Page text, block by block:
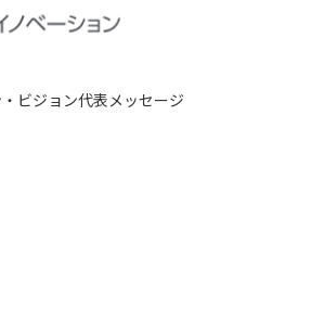
ビジョン代表メッセージ